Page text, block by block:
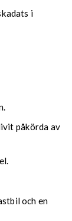
i
påkörda av
och en